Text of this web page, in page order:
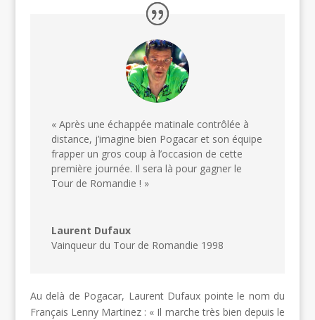
« Après une échappée matinale contrôlée à
distance, j’imagine bien Pogacar et son équipe
frapper un gros coup à l’occasion de cette
première journée. Il sera là pour gagner le
Tour de Romandie ! »
Laurent Dufaux
Vainqueur du Tour de Romandie 1998
Au delà de Pogacar, Laurent Dufaux pointe le nom du
Français Lenny Martinez : « Il marche très bien depuis le